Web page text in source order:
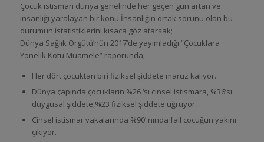
Çocuk istismarı dünya genelinde her geçen gün artan ve
insanlığı yaralayan bir konu.İnsanlığın ortak sorunu olan bu
durumun istatistiklerini kısaca göz atarsak;
Dünya Sağlık Örgütü’nün 2017’de yayımladığı “Çocuklara
Yönelik Kötü Muamele” raporunda;
Her dört çocuktan biri fiziksel şiddete maruz kalıyor.
Dünya çapında çocukların %26 ‘sı cinsel istismara, %36’sı
duygusal şiddete,%23 fiziksel şiddete uğruyor.
Cinsel istismar vakalarında %90’ nında fail çocuğun yakını
çıkıyor.